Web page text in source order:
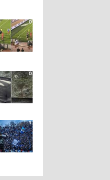
0
0
1